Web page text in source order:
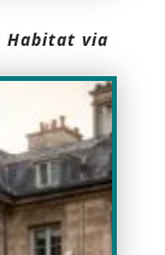
Habitat via